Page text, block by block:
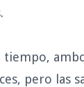
tiempo,
pero las